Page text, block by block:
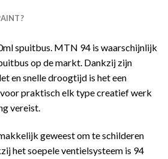
spuitbus. MTN 94 is waarschijnlijk
op de markt. Dankzij zijn
en snelle droogtijd is het een
praktisch elk type creatief werk
vereist.
geweest om te schilderen
het soepele ventielsysteem is 94